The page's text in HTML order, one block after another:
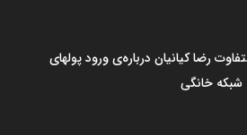
رضا کیانیان درباره‌ی ورود پولهای
خانگی